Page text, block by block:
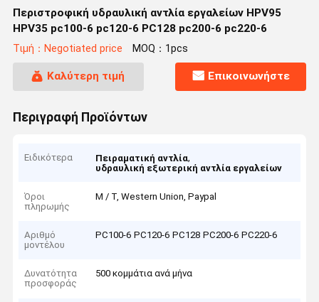
Περιστροφική υδραυλική αντλία εργαλείων HPV95
HPV35 pc100-6 pc120-6 PC128 pc200-6 pc220-6
Τιμή：Negotiated price MOQ：1pcs
Καλύτερη τιμή Επικοινωνήστε
Περιγραφή Προϊόντων
Ειδικότερα Πειραματική αντλία,
υδραυλική εξωτερική αντλία εργαλείων
Όροι
πληρωμής
Μ / Τ, Western Union, Paypal
Αριθμό
μοντέλου
PC100-6 PC120-6 PC128 PC200-6 PC220-6
Δυνατότητα
προσφοράς
500 κομμάτια ανά μήνα